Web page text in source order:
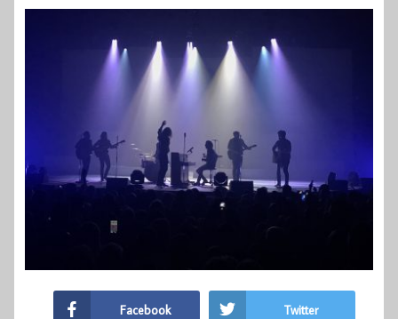
Facebook Twitter